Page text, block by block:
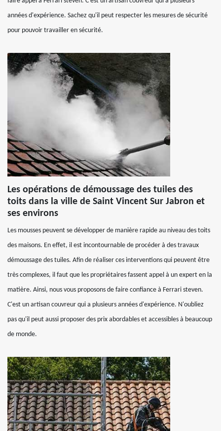
années d'expérience. Sachez qu'il peut respecter les mesures de sécurité
pour pouvoir travailler en sécurité.
Les opérations de démoussage des tuiles des
toits dans la ville de Saint Vincent Sur Jabron et
ses environs
Les mousses peuvent se développer de manière rapide au niveau des toits
des maisons. En effet, il est incontournable de procéder à des travaux
démoussage des tuiles. Afin de réaliser ces interventions qui peuvent être
très complexes, il faut que les propriétaires fassent appel à un expert en la
matière. Ainsi, nous vous proposons de faire confiance à Ferrari steven.
C'est un artisan couvreur qui a plusieurs années d'expérience. N'oubliez
pas qu'il peut aussi proposer des prix abordables et accessibles à beaucoup
de monde.